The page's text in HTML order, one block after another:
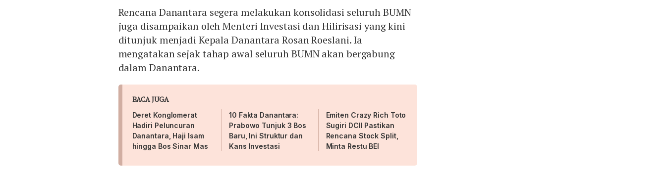
Rencana Danantara segera melakukan konsolidasi seluruh BUMN
juga disampaikan oleh Menteri Investasi dan Hilirisasi yang kini
ditunjuk menjadi Kepala Danantara Rosan Roeslani. Ia
mengatakan sejak tahap awal seluruh BUMN akan bergabung
dalam Danantara.
BACA JUGA
Deret Konglomerat
Hadiri Peluncuran
Danantara, Haji Isam
hingga Bos Sinar Mas
10 Fakta Danantara:
Prabowo Tunjuk 3 Bos
Baru, Ini Struktur dan
Kans Investasi
Emiten Crazy Rich Toto
Sugiri DCII Pastikan
Rencana Stock Split,
Minta Restu BEI